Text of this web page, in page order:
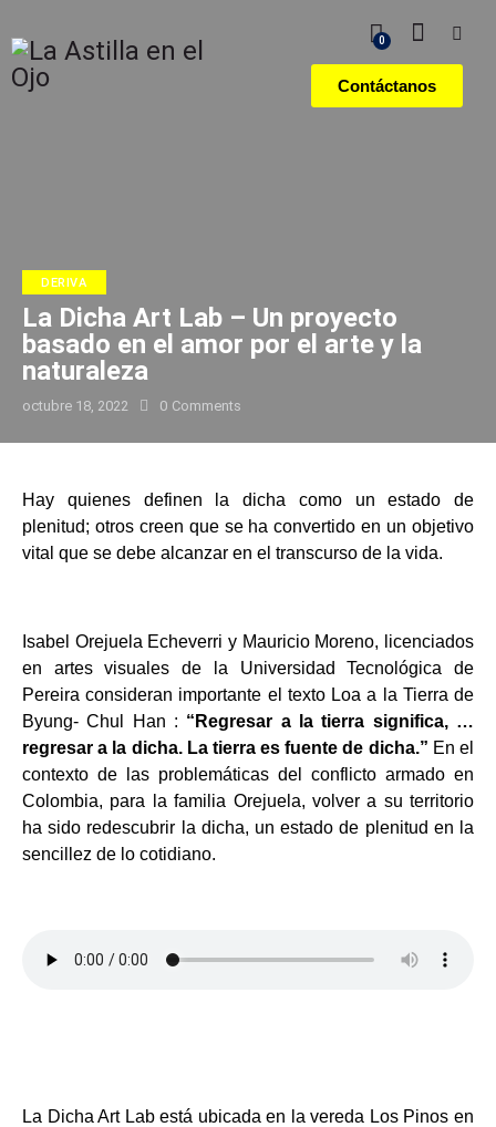
0
Contáctanos
DERIVA
La Dicha Art Lab – Un proyecto
basado en el amor por el arte y la
naturaleza
octubre 18, 2022 0 Comments
Hay quienes definen la dicha como un estado de
plenitud; otros creen que se ha convertido en un objetivo
vital que se debe alcanzar en el transcurso de la vida.
Isabel Orejuela Echeverri y Mauricio Moreno, licenciados
en artes visuales de la Universidad Tecnológica de
Pereira consideran importante el texto Loa a la Tierra de
Byung- Chul Han : “Regresar a la tierra significa, …
regresar a la dicha. La tierra es fuente de dicha.” En el
contexto de las problemáticas del conflicto armado en
Colombia, para la familia Orejuela, volver a su territorio
ha sido redescubrir la dicha, un estado de plenitud en la
sencillez de lo cotidiano.
La Dicha Art Lab está ubicada en la vereda Los Pinos en